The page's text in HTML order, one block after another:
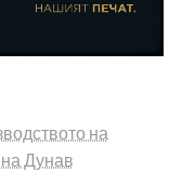
на
Дунав